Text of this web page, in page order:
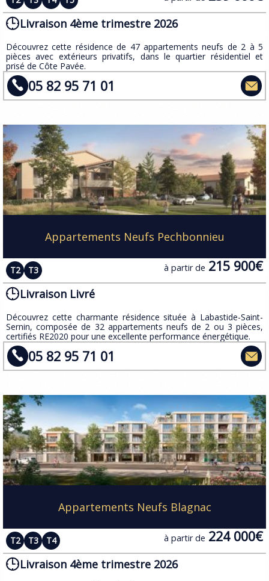
Livraison 4ème trimestre 2026
​Découvrez cette résidence de 47 appartements neufs de 2 à 5
pièces avec extérieurs privatifs, dans le quartier résidentiel et
prisé de Côte Pavée.
05 82 95 71 01
Appartements Neufs Pechbonnieu
T2 T3 à partir de 215 900€
Livraison Livré
Découvrez cette charmante résidence​ située à Labastide-Saint-
Sernin, composée de 32 appartements neufs de 2 ou 3 pièces,
certifiés RE2020 pour une excellente performance énergétique.
05 82 95 71 01
Appartements Neufs Blagnac
T2 T3 T4 à partir de 224 000€
Livraison 4ème trimestre 2026